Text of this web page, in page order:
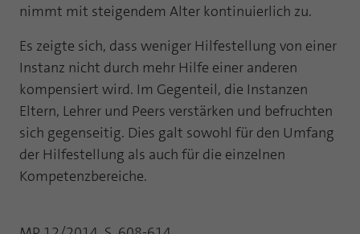
nimmt mit steigendem Alter kontinuierlich zu.
Es zeigte sich, dass weniger Hilfestellung von einer
Instanz nicht durch mehr Hilfe einer anderen
kompensiert wird. Im Gegenteil, die Instanzen
Eltern, Lehrer und Peers verstärken und befruchten
sich gegenseitig. Dies galt sowohl für den Umfang
der Hilfestellung als auch für die einzelnen
Kompetenzbereiche.